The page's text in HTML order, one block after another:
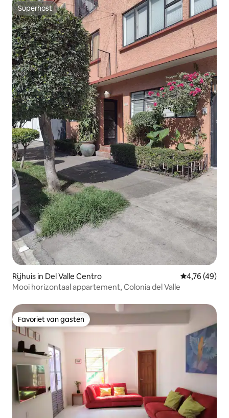
Superhost
Superhost
Rijhuis in Del Valle Centro Gemiddelde
4,76 (49)
Mooi horizontaal appartement, Colonia del Valle
Favoriet van gasten
Favoriet van gasten